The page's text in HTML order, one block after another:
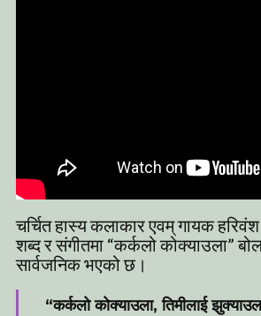
चर्चित हास्य कलाकार एवम् गायक
शब्द र संगीतमा “कर्कलो कोक्याउला”
सार्वजनिक भएको छ।
“कर्कलो कोक्याउला, तिमीलाई